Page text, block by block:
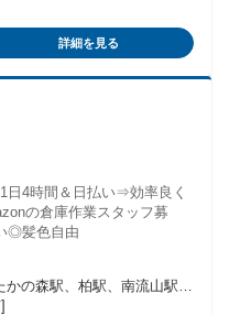
ずれかに該当する必要があ
で主たる生計者ではない方
詳細を見る
日4時間＆日払い⇒効率良く
の倉庫作業スタッフ募
◎髪色自由
の森駅、柏駅、南流山駅よ